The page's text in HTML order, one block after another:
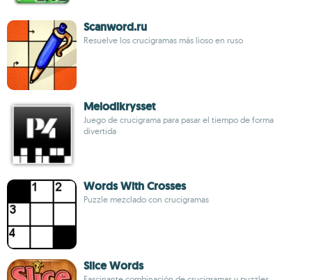
Scanword.ru
Resuelve los crucigramas más lioso en ruso
Melodikrysset
Juego de crucigrama para pasar el tiempo de forma
divertida
Words With Crosses
Puzzle mezclado con crucigramas
Slice Words